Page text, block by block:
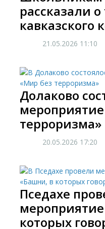
рассказали
кавказского
21.05.2026 11:10
Долаково
терроризма»
20.05.2026 17:20
Пседахе
которых